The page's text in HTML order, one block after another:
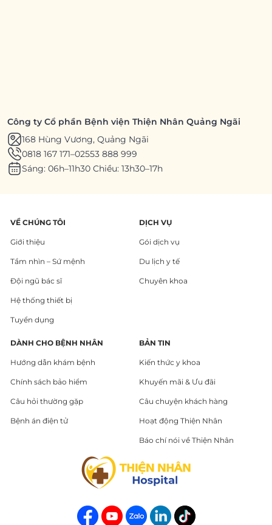
Công ty Cổ phần Bệnh viện Thiện Nhân Quảng Ngãi
168 Hùng Vương, Quảng Ngãi
0818 167 171–02553 888 999
Sáng: 06h–11h30 Chiều: 13h30–17h
VỀ CHÚNG TÔI
Giới thiệu
Tầm nhìn – Sứ mệnh
Đội ngũ bác sĩ
Hệ thống thiết bị
Tuyển dụng
DỊCH VỤ
Gói dịch vụ
Du lịch y tế
Chuyên khoa
DÀNH CHO BỆNH NHÂN
Hướng dẫn khám bệnh
Chính sách bảo hiểm
Câu hỏi thường gặp
Bệnh án điện tử
BẢN TIN
Kiến thức y khoa
Khuyến mãi & Ưu đãi
Câu chuyện khách hàng
Hoạt động Thiện Nhân
Báo chí nói về Thiện Nhân